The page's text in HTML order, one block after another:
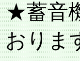
★蓄音
おりま